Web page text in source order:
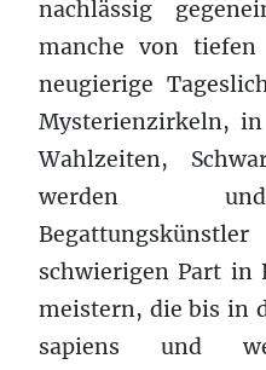
nachlässig
manche von tiefen
neugierige
Mysterienzirkeln,
Wahlzeiten,
werden
schwierigen Part in
meistern, die bis in
sapiens und